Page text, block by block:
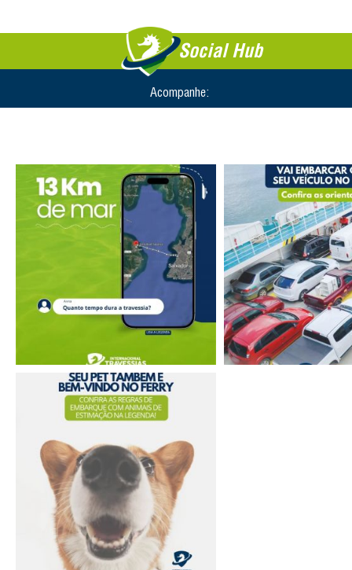
Social Hub
Acompanhe: